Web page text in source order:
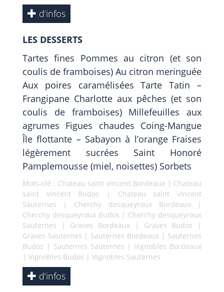
d’infos
LES DESSERTS
Tartes fines Pommes au citron (et son
coulis de framboises) Au citron meringuée
Aux poires caramélisées Tarte Tatin –
Frangipane Charlotte aux pêches (et son
coulis de framboises) Millefeuilles aux
agrumes Figues chaudes Coing-Mangue
Île flottante – Sabayon à l’orange Fraises
légèrement sucrées Saint Honoré
Pamplemousse (miel, noisettes) Sorbets
Mots-clé : Chateau saint vincent Bordeaux | Chateau
saint vincent Budos | Chateau saint vincent
Sauternes | Cherchy desqueyroux Bordeaux|
Cherchy desqueyroux Budos | Cherchy desqueyroux
Sauternes | Graves Bordeaux | Graves Budos |
Graves Sauternes | Sauternes Bordeaux| Sauternes
Budos | Sauternes Sauternes |Vignobles Bordeaux
| Vignobles Budos | Vignobles Sauternes
d’infos